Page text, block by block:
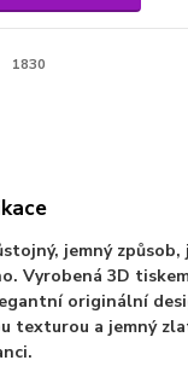
1830
jemný
Vyrobená 3D
originální
texturou a jemný